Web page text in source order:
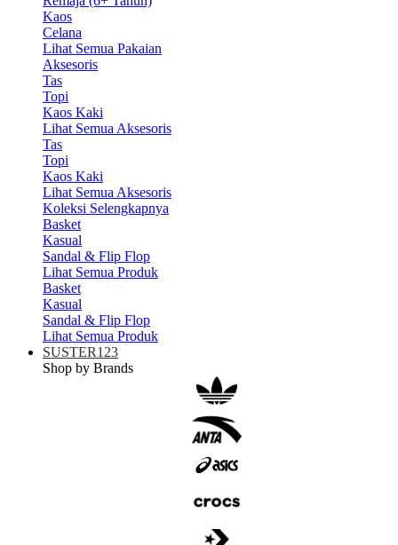
Kaos
Celana
Lihat Semua Pakaian
Aksesoris
Tas
Topi
Kaos Kaki
Lihat Semua Aksesoris
Tas
Topi
Kaos Kaki
Lihat Semua Aksesoris
Koleksi Selengkapnya
Basket
Kasual
Sandal & Flip Flop
Lihat Semua Produk
Basket
Kasual
Sandal & Flip Flop
Lihat Semua Produk
SUSTER123
Shop by Brands